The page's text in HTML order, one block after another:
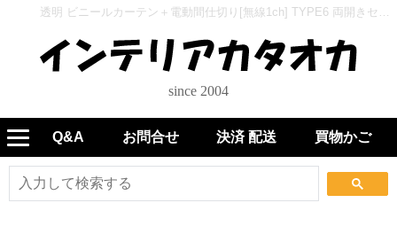
透明 ビニールカーテン＋電動間仕切り[無線1ch] TYPE6 両開きセット VCW0603 0.3mm 防炎 帯電 UV - インテリアカタオカ
since 2004
Q&A お問合せ 決済 配送 買物かご